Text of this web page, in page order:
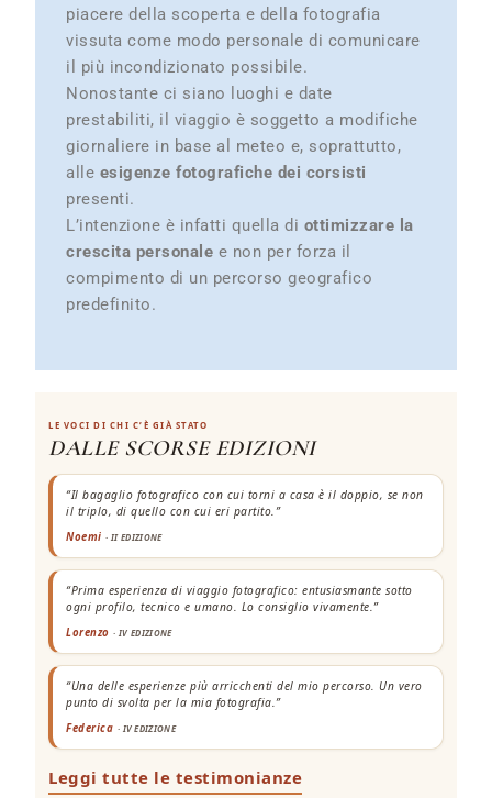
piacere della scoperta e della fotografia
vissuta come modo personale di comunicare
il più incondizionato possibile.
Nonostante ci siano luoghi e date
prestabiliti, il viaggio è soggetto a modifiche
giornaliere in base al meteo e, soprattutto,
alle esigenze fotografiche dei corsisti
presenti.
L’intenzione è infatti quella di ottimizzare la
crescita personale e non per forza il
compimento di un percorso geografico
predefinito.
LE VOCI DI CHI C’È GIÀ STATO
DALLE SCORSE EDIZIONI
“Il bagaglio fotografico con cui torni a casa è il doppio, se non
il triplo, di quello con cui eri partito.”
Noemi· II EDIZIONE
“Prima esperienza di viaggio fotografico: entusiasmante sotto
ogni profilo, tecnico e umano. Lo consiglio vivamente.”
Lorenzo· IV EDIZIONE
“Una delle esperienze più arricchenti del mio percorso. Un vero
punto di svolta per la mia fotografia.”
Federica · IV EDIZIONE
Leggi tutte le testimonianze